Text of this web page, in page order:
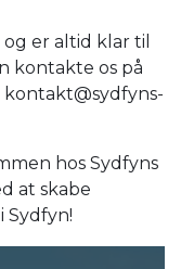
er altid klar til
kontakte os på
kontakt@sydfyns-
hos Sydfyns
at skabe
Sydfyn!